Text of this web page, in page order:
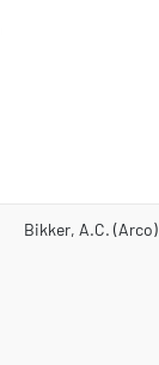
Bikker, A.C. (Arco)